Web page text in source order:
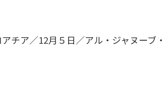
チア／12月５日／アル・ジャヌーブ